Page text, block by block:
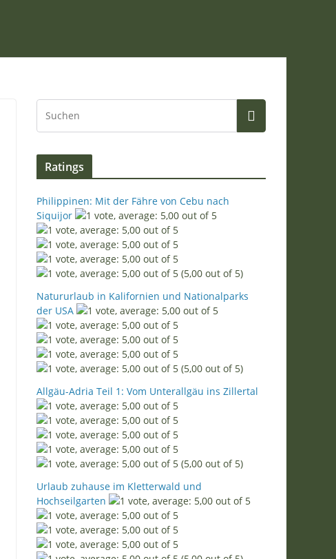
Ratings
Philippinen: Mit der Fähre von Cebu nach
Siquijor
(5,00 out of 5)
Natururlaub in Kalifornien und Nationalparks
der USA
(5,00 out of 5)
Allgäu-Adria Teil 1: Vom Unterallgäu ins Zillertal
(5,00 out of 5)
Urlaub zuhause im Kletterwald und
Hochseilgarten